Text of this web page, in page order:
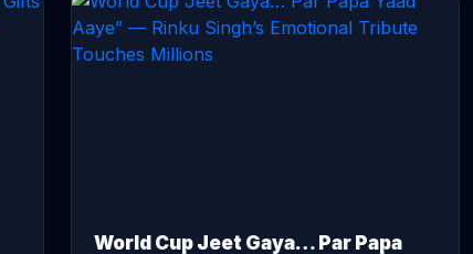
CONTINUE READING →
World Cup Jeet Gaya… Par Papa